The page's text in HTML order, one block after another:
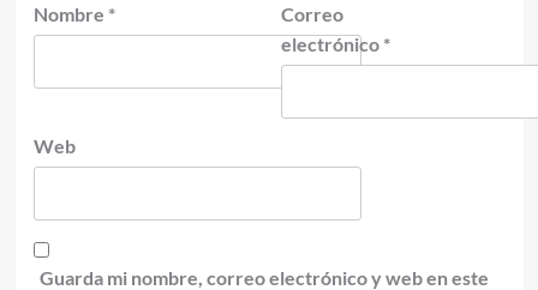
Nombre *
Correo
electrónico *
Web
Guarda mi nombre, correo electrónico y web en este